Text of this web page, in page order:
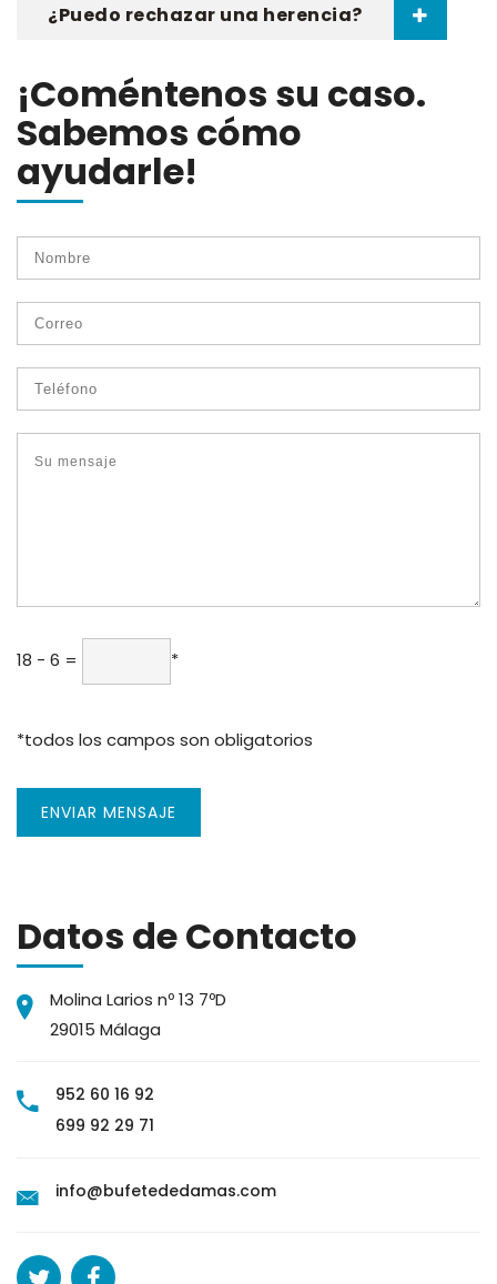
¿Puedo rechazar una herencia?
¡Coméntenos su caso.
Sabemos cómo
ayudarle!
918 - 6 = *
*todos los campos son obligatorios
ENVIAR MENSAJE
Datos de Contacto
Molina Larios nº 13 7ºD
29015 Málaga
952 60 16 92
699 92 29 71
info@bufetededamas.com